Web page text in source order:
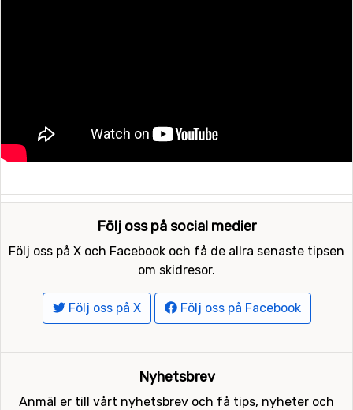
Följ oss på social medier
Följ oss på X och Facebook och få de allra senaste tipsen
om skidresor.
Följ oss på X Följ oss på Facebook
Nyhetsbrev
Anmäl er till vårt nyhetsbrev och få tips, nyheter och